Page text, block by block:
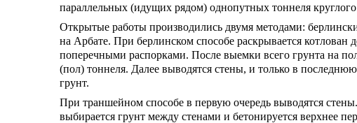
параллельных (идущих рядом) однопутных тоннеля круглого
Открытые работы производились двумя методами:
на Арбате. При берлинском способе раскрывается
поперечными распорками. После выемки всего грунта на
(пол) тоннеля. Далее выводятся стены, и только в
грунт.
При траншейном способе в первую очередь выводятся
выбирается грунт между стенами и бетонируется верхнее